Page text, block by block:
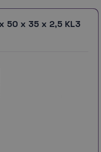
50 x 35 x 2,5 KL3